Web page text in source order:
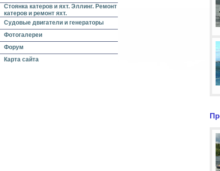
Стоянка катеров и яхт. Эллинг. Ремонт
катеров и ремонт яхт.
Судовые двигатели и генераторы
Фотогалереи
Форум
Карта сайта